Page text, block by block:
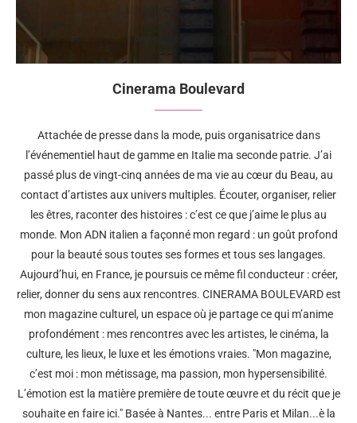
Cinerama Boulevard
Attachée de presse dans la mode, puis organisatrice dans
l’événementiel haut de gamme en Italie ma seconde patrie. J’ai
passé plus de vingt-cinq années de ma vie au cœur du Beau, au
contact d’artistes aux univers multiples. Écouter, organiser, relier
les êtres, raconter des histoires : c’est ce que j’aime le plus au
monde. Mon ADN italien a façonné mon regard : un goût profond
pour la beauté sous toutes ses formes et tous ses langages.
Aujourd’hui, en France, je poursuis ce même fil conducteur : créer,
relier, donner du sens aux rencontres. CINERAMA BOULEVARD est
mon magazine culturel, un espace où je partage ce qui m’anime
profondément : mes rencontres avec les artistes, le cinéma, la
culture, les lieux, le luxe et les émotions vraies. "Mon magazine,
c’est moi : mon métissage, ma passion, mon hypersensibilité.
L’émotion est la matière première de toute œuvre et du récit que je
souhaite en faire ici." Basée à Nantes... entre Paris et Milan...è la